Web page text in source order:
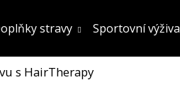
stravy Sportovní výživa
s HairTherapy
Co potřebujete najít?